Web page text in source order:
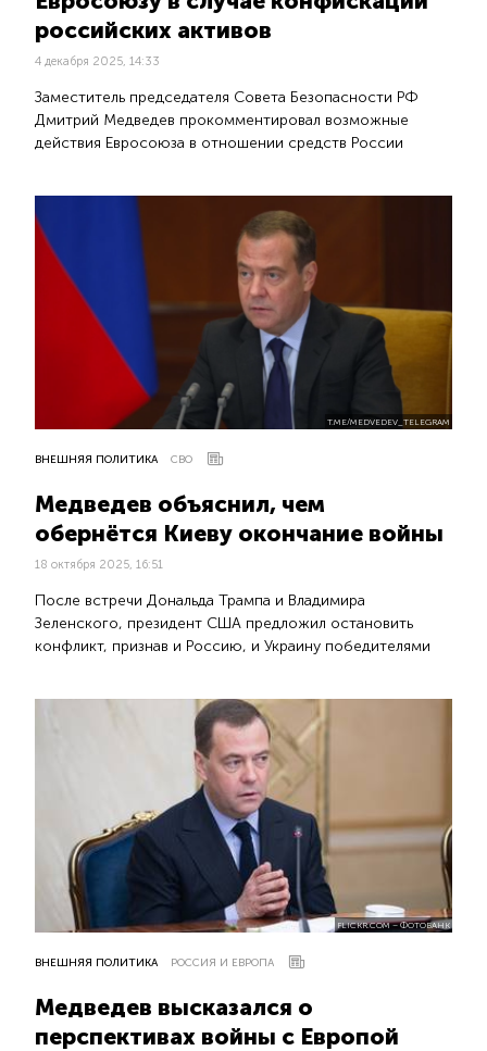
российских активов
4 декабря 2025, 14:33
Заместитель председателя Совета Безопасности РФ
Дмитрий Медведев прокомментировал возможные
действия Евросоюза в отношении средств России
ВНЕШНЯЯ ПОЛИТИКА СВО
Медведев объяснил, чем
обернётся Киеву окончание войны
18 октября 2025, 16:51
После встречи Дональда Трампа и Владимира
Зеленского, президент США предложил остановить
конфликт, признав и Россию, и Украину победителями
T.ME/MEDVEDEV_TELEGRAM
FLICKR.COM – ФОТОБАНК
ВНЕШНЯЯ ПОЛИТИКА РОССИЯ И ЕВРОПА
Медведев высказался о
перспективах войны с Европой